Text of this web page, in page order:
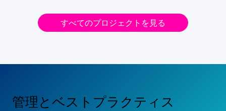
すべてのプロジェクトを見る
管理とベストプラクティス